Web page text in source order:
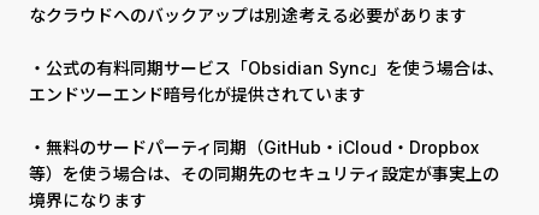
なクラウドへのバックアップは別途考える必要があります
・公式の有料同期サービス「Obsidian Sync」を使う場合は、
エンドツーエンド暗号化が提供されています
・無料のサードパーティ同期（GitHub・iCloud・Dropbox
等）を使う場合は、その同期先のセキュリティ設定が事実上の
境界になります